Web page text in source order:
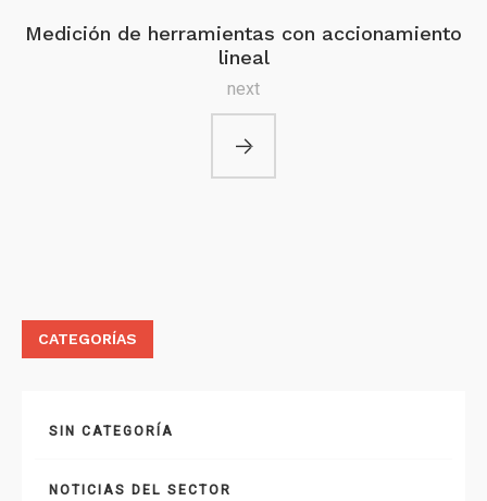
Medición de herramientas con accionamiento
lineal
next
CATEGORÍAS
SIN CATEGORÍA
NOTICIAS DEL SECTOR